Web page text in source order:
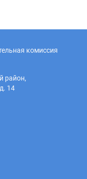
комиссия
район,
14